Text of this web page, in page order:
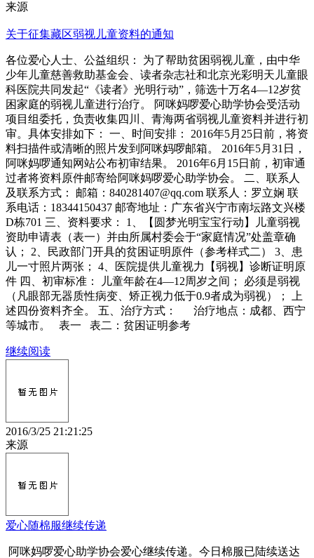
来源
关于征集藏区弱视儿童资料的通知
各位爱心人士、公益组织： 为了帮助贫困弱视儿童，由中华
少年儿童慈善救助基金会、读者杂志社和北京光彩明天儿童眼
科医院共同发起“《读者》光明行动”，筛选十万名4—12岁贫
困家庭的弱视儿童进行治疗。 阿咪妈啰爱心助学协会受活动
项目组委托，负责收集四川、青海两省弱视儿童资料并进行初
审。具体安排如下： 一、时间安排： 2016年5月25日前，将资
料扫描件或清晰的照片发到阿咪妈啰邮箱。 2016年5月31日，
阿咪妈啰通知网站公布初审结果。 2016年6月15日前，初审通
过者将资料原件邮寄给阿咪妈啰爱心助学协会。 二、联系人
及联系方式： 邮箱：840281407@qq.com 联系人：罗立娴 联
系电话：18344150437 邮寄地址：广东省兴宁市南坛路文兴楼
D栋701 三、资料要求： 1、【圆梦光明宝宝行动】儿童弱视
资助申请表（表一）并由所属村委会于“家庭情况”处盖章确
认； 2、民政部门开具的贫困证明原件（参考样式二） 3、患
儿一寸照片两张； 4、医院提供儿童视力【弱视】诊断证明原
件 四、初审标准： 儿童年龄在4—12周岁之间； 必须是弱视
（凡眼部无器质性病变、矫正视力低于0.9者成为弱视）； 上
述四份资料齐全。 五、治疗方式： 治疗地点：成都、西宁
等城市。 表一 表二：贫困证明参考
继续阅读
2016/3/25 21:21:25
来源
爱心随棉服继续传递
阿咪妈啰爱心助学协会爱心继续传递。今日棉服已陆续送达